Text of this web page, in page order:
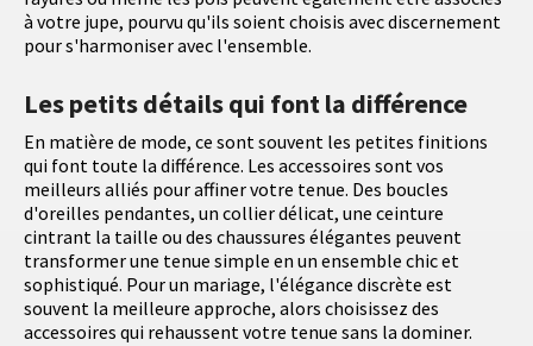
à votre jupe, pourvu qu'ils soient choisis avec discernement
pour s'harmoniser avec l'ensemble.
Les petits détails qui font la différence
En matière de mode, ce sont souvent les petites finitions
qui font toute la différence. Les accessoires sont vos
meilleurs alliés pour affiner votre tenue. Des boucles
d'oreilles pendantes, un collier délicat, une ceinture
cintrant la taille ou des chaussures élégantes peuvent
transformer une tenue simple en un ensemble chic et
sophistiqué. Pour un mariage, l'élégance discrète est
souvent la meilleure approche, alors choisissez des
accessoires qui rehaussent votre tenue sans la dominer.